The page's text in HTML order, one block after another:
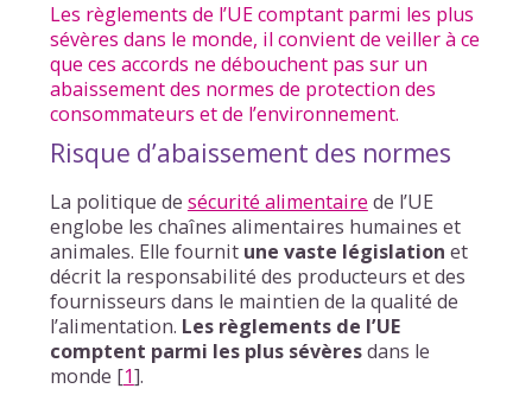
Les règlements de l’UE comptant parmi les plus
sévères dans le monde, il convient de veiller à ce
que ces accords ne débouchent pas sur un
abaissement des normes de protection des
consommateurs et de l’environnement.
Risque d’abaissement des normes
La politique de sécurité alimentaire de l’UE
englobe les chaînes alimentaires humaines et
animales. Elle fournit une vaste législation et
décrit la responsabilité des producteurs et des
fournisseurs dans le maintien de la qualité de
l’alimentation. Les règlements de l’UE
comptent parmi les plus sévèresdans le
monde [1].